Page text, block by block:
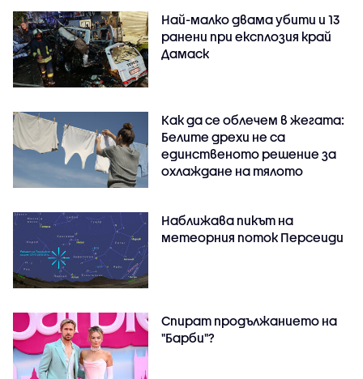
Най-малко двама убити и 13
ранени при експлозия край
Дамаск
Как да се облечем в жегата:
Белите дрехи не са
единственото решение за
охлаждане на тялото
Наближава пикът на
метеорния поток Персеиди
Спират продължанието на
"Барби"?